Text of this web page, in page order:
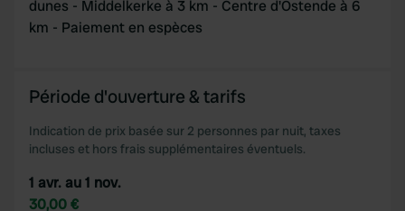
dunes - Middelkerke à 3 km - Centre d'Ostende à 6
km - Paiement en espèces
Période d'ouverture & tarifs
Indication de prix basée sur 2 personnes par nuit, taxes
incluses et hors frais supplémentaires éventuels.
1 avr. au 1 nov.
30,00 €